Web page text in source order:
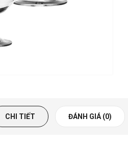
CHI TIẾT ĐÁNH GIÁ (0)